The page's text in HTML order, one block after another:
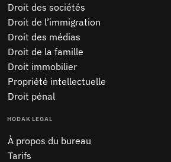
Droit des sociétés
Droit de l’immigration
Droit des médias
Droit de la famille
Droit immobilier
Propriété intellectuelle
Droit pénal
HODAK LEGAL
À propos du bureau
Tarifs